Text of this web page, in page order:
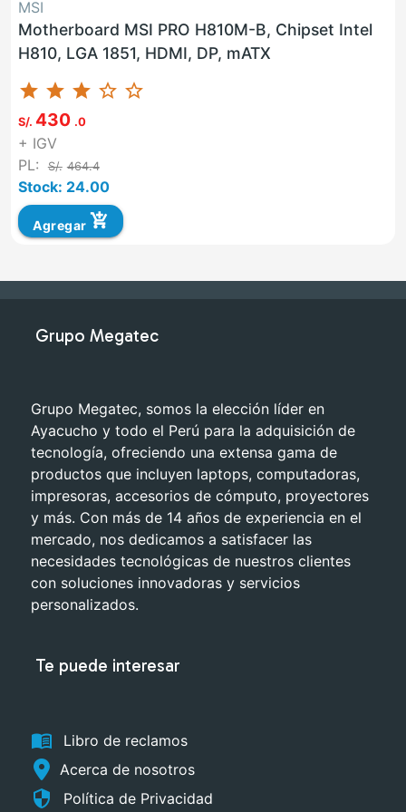
MSI
Motherboard MSI PRO H810M-B, Chipset Intel
H810, LGA 1851, HDMI, DP, mATX
star star star star_border star_border
S/. 430 .0
+ IGV
PL:
S/. 464.4
Stock: 24.00
Agregar add_shopping_cart
Grupo Megatec
Grupo Megatec, somos la elección líder en
Ayacucho y todo el Perú para la adquisición de
tecnología, ofreciendo una extensa gama de
productos que incluyen laptops, computadoras,
impresoras, accesorios de cómputo, proyectores
y más. Con más de 14 años de experiencia en el
mercado, nos dedicamos a satisfacer las
necesidades tecnológicas de nuestros clientes
con soluciones innovadoras y servicios
personalizados.
Te puede interesar
menu_book
Libro de reclamos
Acerca de nosotros
security Política de Privacidad